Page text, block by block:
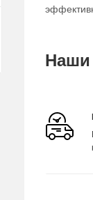
Наши